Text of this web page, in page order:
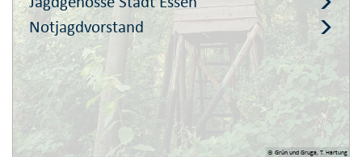
© Grün und Gruga, T. Hartung
Notjagdvorstand